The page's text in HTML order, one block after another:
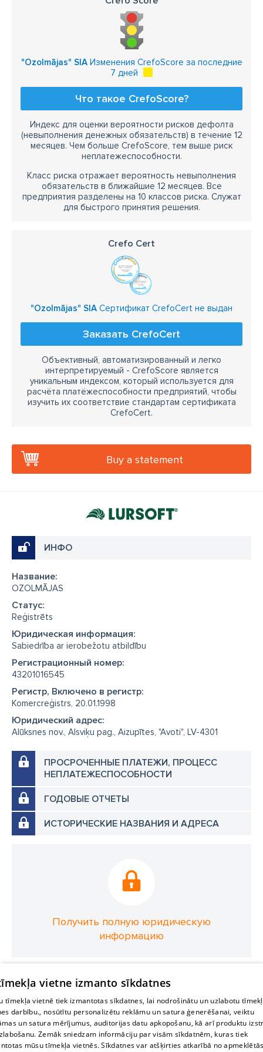
"Ozolmājas" SIAИзменения CrefoScore за последние
7 дней
Что такое CrefoScore?
Индекс для оценки вероятности рисков дефолта
(невыполнения денежных обязательств) в течение 12
месяцев. Чем больше CrefoScore, тем выше риск
неплатежеспособности.
Класс риска отражает вероятность невыполнения
обязательств в ближайшие 12 месяцев. Все
предприятия разделены на 10 классов риска. Служат
для быстрого принятия решения.
Crefo Cert
"Ozolmājas" SIA Сертификат CrefoCert не выдан
Заказать CrefoCert
Объективный, автоматизированный и легко
интерпретируемый - CrefoScore является
уникальным индексом, который используется для
расчёта платёжеспособности предприятий, чтобы
изучить их соответствие стандартам сертификата
CrefoCert.
Buy a statement
ИНФО
Название:
OZOLMĀJAS
Cтатус:
Reģistrēts
Юридическая информация:
Sabiedrība ar ierobežotu atbildību
Регистрационный номер:
43201016545
Регистр, Включено в регистр:
Komercreģistrs, 20.01.1998
Юридический адрес:
Alūksnes nov., Alsviķu pag., Aizupītes, "Avoti", LV-4301
ПРОСРОЧЕННЫЕ ПЛАТЕЖИ, ПРОЦЕСС
НЕПЛАТЕЖЕСПОСОБНОСТИ
ГОДОВЫЕ ОТЧЕТЫ
ИСТОРИЧЕСКИЕ НАЗВАНИЯ И АДРЕСА
Получить полную юридическую
информацию
vietne izmanto sīkdatnes
tīmekļa vietnē tiek izmantotas sīkdatnes, lai nodrošinātu un uzlabotu
darbību., nosūtītu personalizētu reklāmu un satura ģenerēšanai, veiktu
un satura mērījumus, auditorijas datu apkopošanu, kā arī produktu
Zemāk sniedzam informāciju par visām sīkdatnēm, kuras tiek
mūsu tīmekļa vietnēs. Sīkdatnes var atšķirties atkarībā no